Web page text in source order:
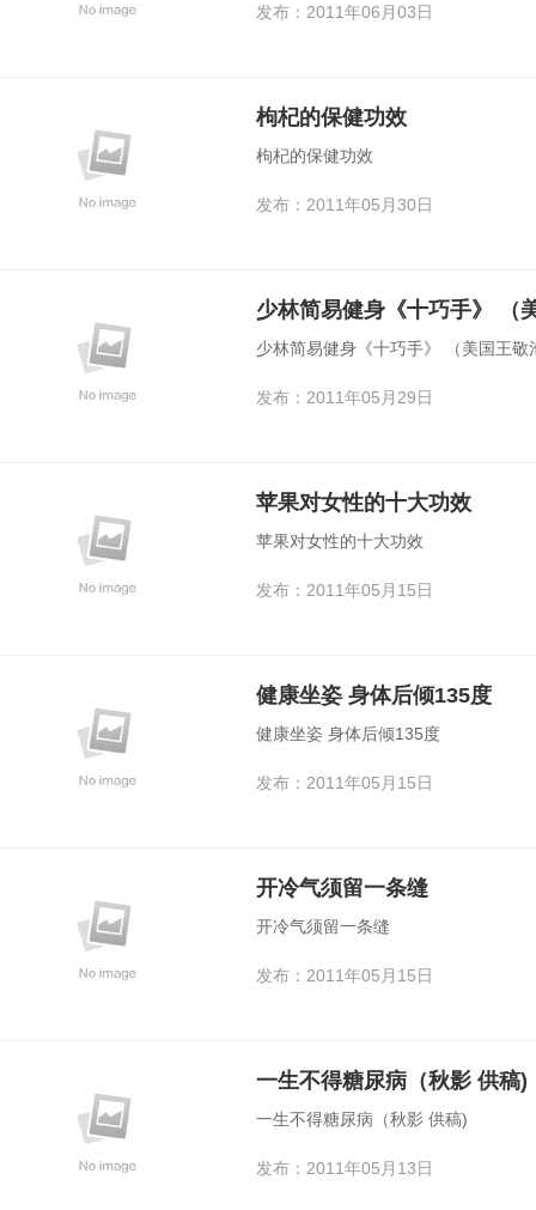
发布：2011年06月03日
枸杞的保健功效
枸杞的保健功效
发布：2011年05月30日
少林简易健身《十巧手》 （
少林简易健身《十巧手》 （美国王敬
发布：2011年05月29日
苹果对女性的十大功效
苹果对女性的十大功效
发布：2011年05月15日
健康坐姿 身体后倾135度
健康坐姿 身体后倾135度
发布：2011年05月15日
开冷气须留一条缝
开冷气须留一条缝
发布：2011年05月15日
一生不得糖尿病（秋影 供稿)
一生不得糖尿病（秋影 供稿)
发布：2011年05月13日